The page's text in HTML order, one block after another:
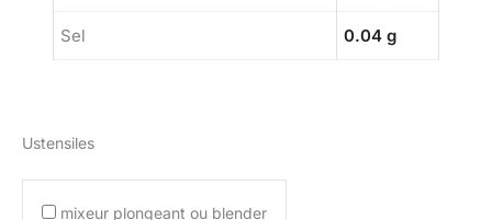
Sel 0.04 g
Ustensiles
mixeur plongeant ou blender